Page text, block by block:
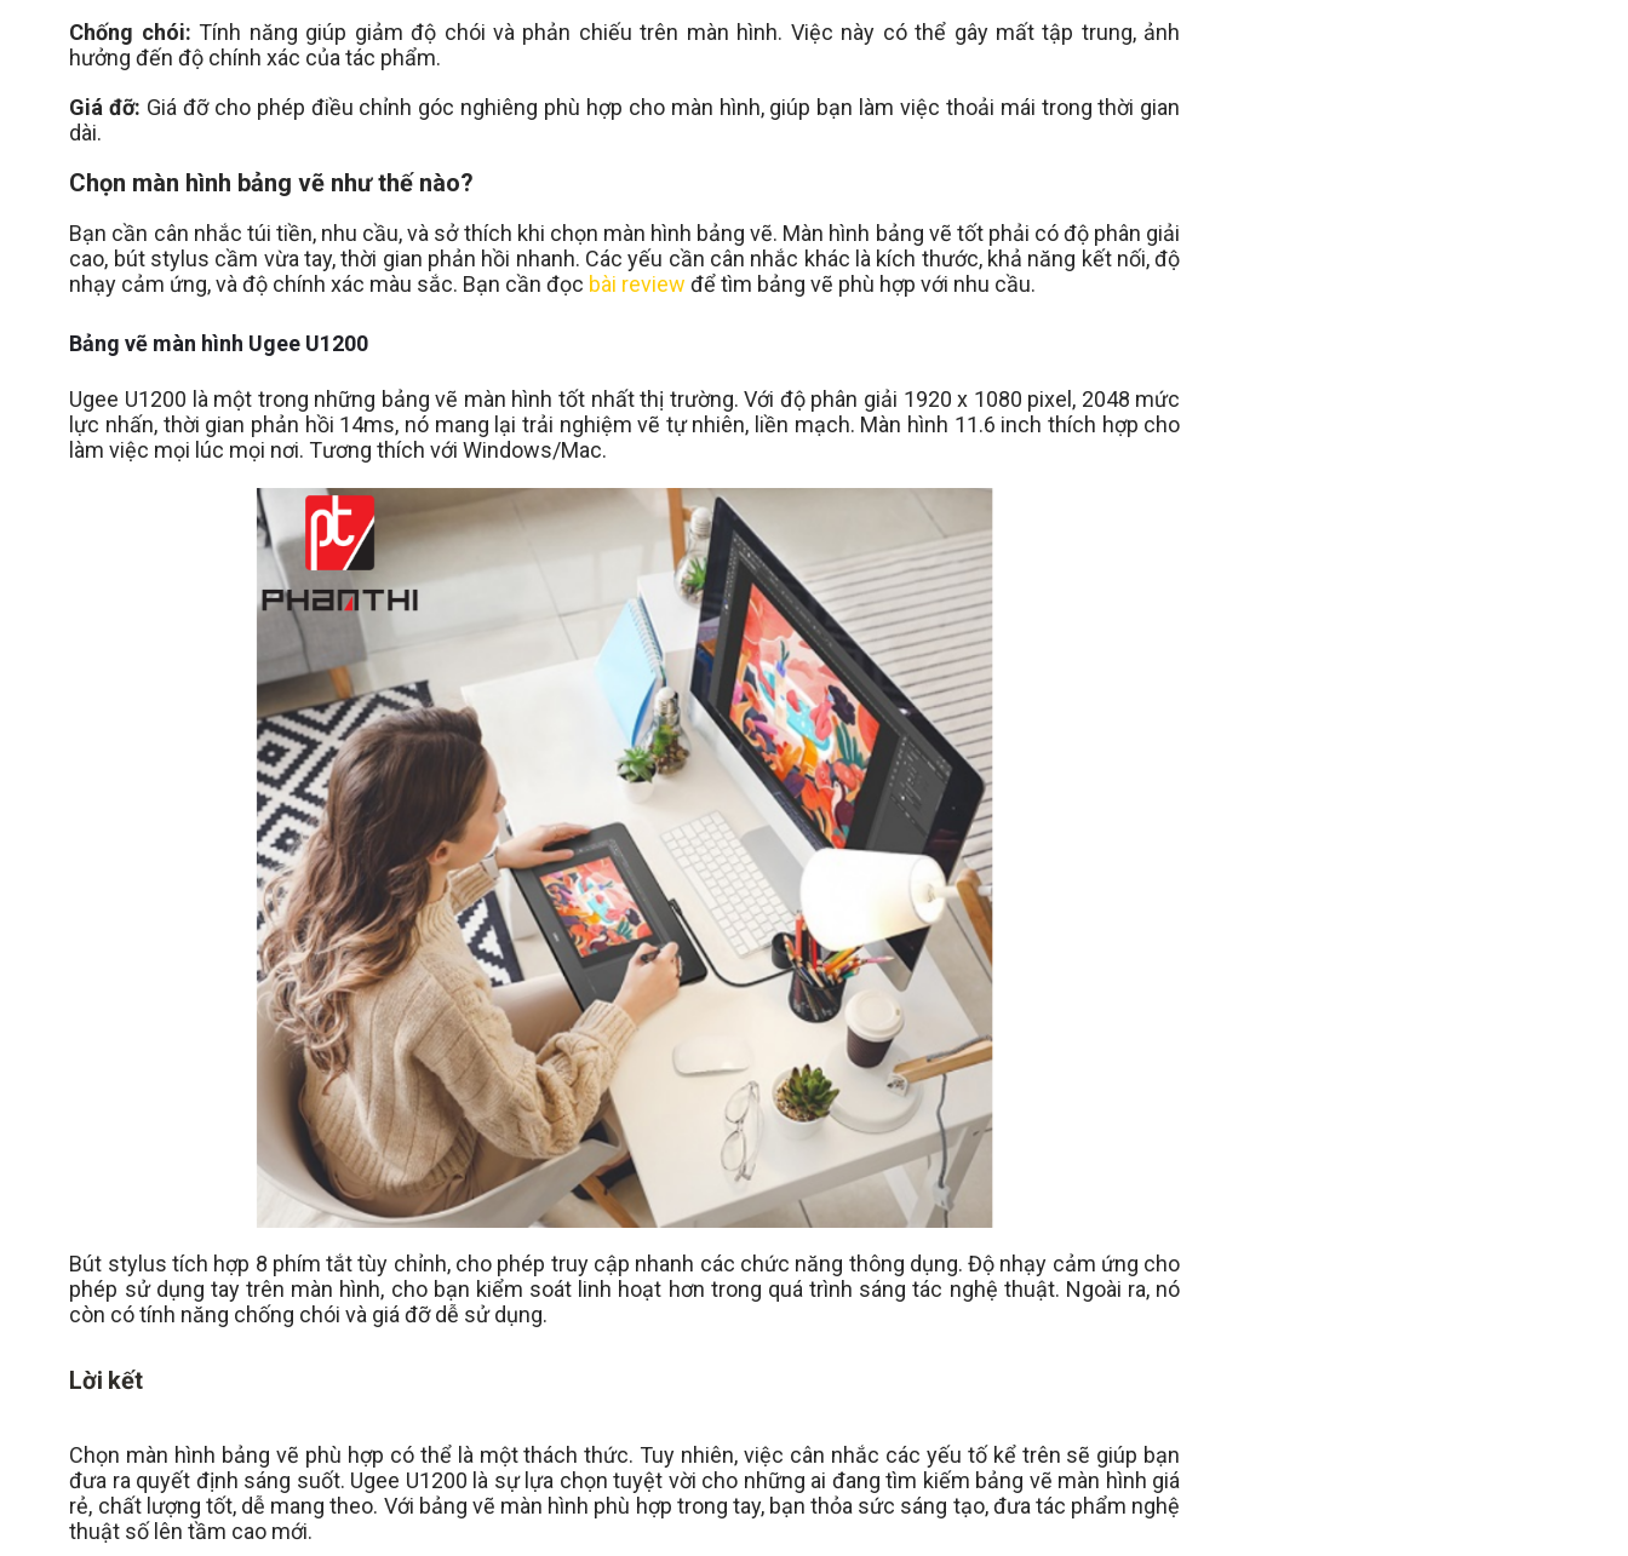
Chống chói:Tính năng giúp giảm độ chói và phản chiếu trên màn hình. Việc này có thể gây mất tập trung, ảnh
hưởng đến độ chính xác của tác phẩm.
Giá đỡ: Giá đỡ cho phép điều chỉnh góc nghiêng phù hợp cho màn hình, giúp bạn làm việc thoải mái trong thời gian
dài.
Chọn màn hình bảng vẽ như thế nào?
Bạn cần cân nhắc túi tiền, nhu cầu, và sở thích khi chọn màn hình bảng vẽ. Màn hình bảng vẽ tốt phải có độ phân giải
cao, bút stylus cầm vừa tay, thời gian phản hồi nhanh. Các yếu cần cân nhắc khác là kích thước, khả năng kết nối, độ
nhạy cảm ứng, và độ chính xác màu sắc. Bạn cần đọc bài review để tìm bảng vẽ phù hợp với nhu cầu.
Bảng vẽ màn hình Ugee U1200
Ugee U1200 là một trong những bảng vẽ màn hình tốt nhất thị trường. Với độ phân giải 1920 x 1080 pixel, 2048 mức
lực nhấn, thời gian phản hồi 14ms, nó mang lại trải nghiệm vẽ tự nhiên, liền mạch. Màn hình 11.6 inch thích hợp cho
làm việc mọi lúc mọi nơi. Tương thích với Windows/Mac.
Bút stylus tích hợp 8 phím tắt tùy chỉnh, cho phép truy cập nhanh các chức năng thông dụng. Độ nhạy cảm ứng cho
phép sử dụng tay trên màn hình, cho bạn kiểm soát linh hoạt hơn trong quá trình sáng tác nghệ thuật. Ngoài ra, nó
còn có tính năng chống chói và giá đỡ dễ sử dụng.
Lời kết
Chọn màn hình bảng vẽ phù hợp có thể là một thách thức. Tuy nhiên, việc cân nhắc các yếu tố kể trên sẽ giúp bạn
đưa ra quyết định sáng suốt. Ugee U1200 là sự lựa chọn tuyệt vời cho những ai đang tìm kiếm bảng vẽ màn hình giá
rẻ, chất lượng tốt, dễ mang theo. Với bảng vẽ màn hình phù hợp trong tay, bạn thỏa sức sáng tạo, đưa tác phẩm nghệ
thuật số lên tầm cao mới.